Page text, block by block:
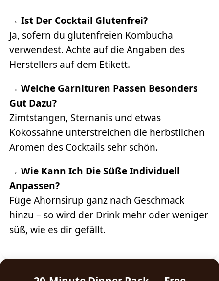
→Ist Der Cocktail Glutenfrei?
Ja, sofern du glutenfreien Kombucha
verwendest. Achte auf die Angaben des
Herstellers auf dem Etikett.
→Welche Garnituren Passen Besonders
Gut Dazu?
Zimtstangen, Sternanis und etwas
Kokossahne unterstreichen die herbstlichen
Aromen des Cocktails sehr schön.
→Wie Kann Ich Die Süße Individuell
Anpassen?
Füge Ahornsirup ganz nach Geschmack
hinzu – so wird der Drink mehr oder weniger
süß, wie es dir gefällt.